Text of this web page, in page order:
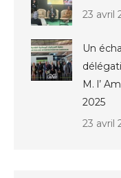
23 avril
Un
M. l’
2025
23 avril